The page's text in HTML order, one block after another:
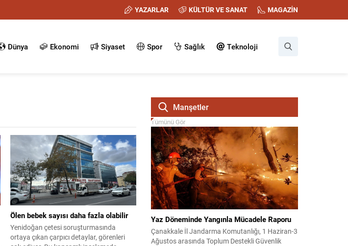
YAZARLAR KÜLTÜR VE SANAT MAGAZİN
Dünya Ekonomi Siyaset Spor Sağlık Teknoloji
Ölen bebek sayısı daha fazla olabilir
Yenidoğan çetesi soruşturmasında
ortaya çıkan çarpıcı detaylar, görenleri
Manşetler
Tümünü Gör
Yaz Döneminde Yangınla Mücadele Raporu
Çanakkale İl Jandarma Komutanlığı, 1 Haziran-3
Ağustos arasında Toplum Destekli Güvenlik